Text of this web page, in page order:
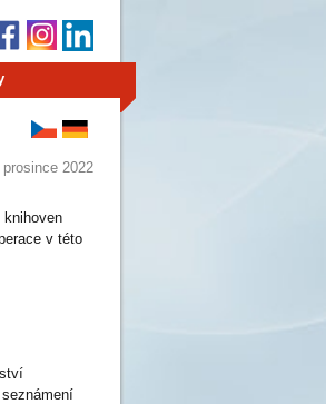
prosince 2022
v této